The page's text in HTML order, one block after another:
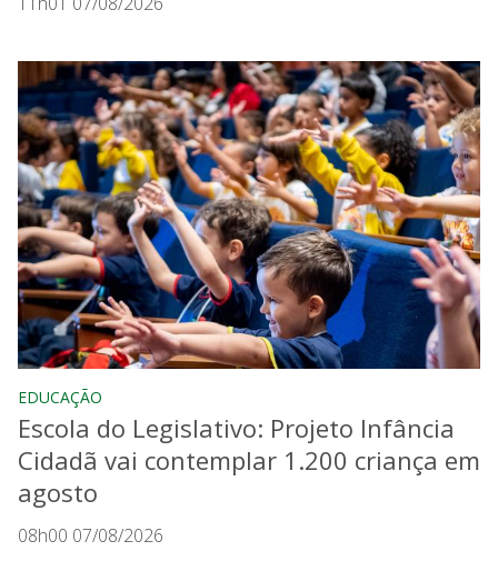
EDUCAÇÃO
Escola do Legislativo: Projeto Infância
Cidadã vai contemplar 1.200 criança em
agosto
08h00 07/08/2026